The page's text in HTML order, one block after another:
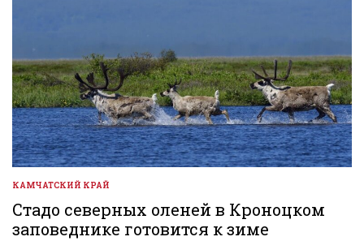
ОПУБЛИКОВАНО
В
КАМЧАТСКИЙ КРАЙ
Стадо северных оленей в Кроноцком
заповеднике готовится к зиме